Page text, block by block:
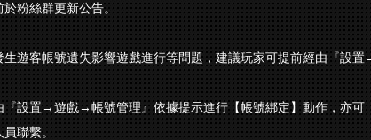
粉絲群更新公告。
遊客帳號遺失影響遊戲進行等問題，建議玩家可提前經由『設
設置→遊戲→帳號管理』依據提示進行【帳號綁定】動作，亦
聯繫。